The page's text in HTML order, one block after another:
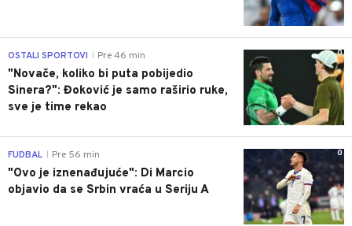
0
OSTALI SPORTOVI Pre 46 min
"Novače, koliko bi puta pobijedio
Sinera?": Đoković je samo raširio ruke,
sve je time rekao
0
FUDBAL Pre 56 min
"Ovo je iznenađujuće": Di Marcio
objavio da se Srbin vraća u Seriju A